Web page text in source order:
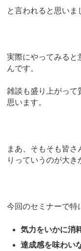
と言われると思いま
実際にやってみると
んです。
雑談も盛り上がって
思います。
まあ、そもそも皆
りっていうのが大き
今回のセミナーで特
気力をいかに消
達成感を味わい